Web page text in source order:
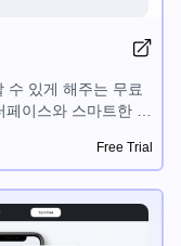
수 있게 해주는 무료
이스와 스마트한 기
다. Travex는 여행 계
집중할 수 있게 해
Free Trial